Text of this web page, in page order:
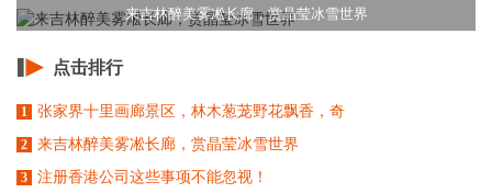
来吉林醉美雾凇长廊，赏晶莹冰雪世界
点击排行
1 张家界十里画廊景区，林木葱茏野花飘香，奇
2 来吉林醉美雾凇长廊，赏晶莹冰雪世界
3 注册香港公司这些事项不能忽视！